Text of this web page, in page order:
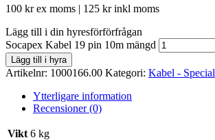
100 krex moms | 125 krinkl moms
Lägg till i din hyresförförfrågan
Socapex Kabel 19 pin 10m mängd
Lägg till i hyra
Artikelnr: 1000166.00 Kategori: Kabel - Special
Ytterligare information
Recensioner (0)
Vikt 6 kg